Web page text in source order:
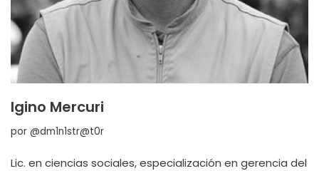
Igino Mercuri
por @dm1n1str@t0r
Lic. en ciencias sociales, especialización en gerencia del